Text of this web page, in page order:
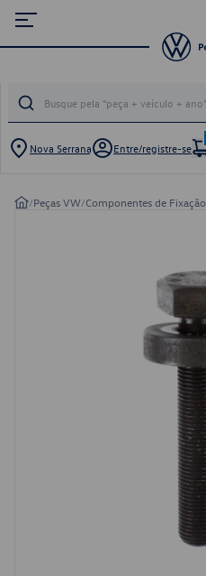
Nova Serrana Entre/registre-se
/Peças VW/Componentes de Fixação